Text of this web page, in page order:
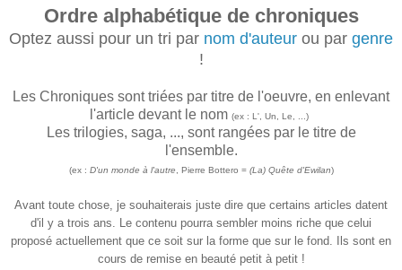
Ordre alphabétique de chroniques
Optez aussi pour un tri par nom d'auteur ou par genre
!
Les Chroniques sont triées par titre de l'oeuvre, en enlevant
l'article devant le nom (ex : L', Un, Le, ...)
Les trilogies, saga, ..., sont rangées par le titre de
l'ensemble.
(ex : D'un monde à l'autre , Pierre Bottero = (La) Quête d'Ewilan)
Avant toute chose, je souhaiterais juste dire que certains articles datent
d'il y a trois ans. Le contenu pourra sembler moins riche que celui
proposé actuellement que ce soit sur la forme que sur le fond.
Ils sont en
cours de remise en beauté petit à petit !